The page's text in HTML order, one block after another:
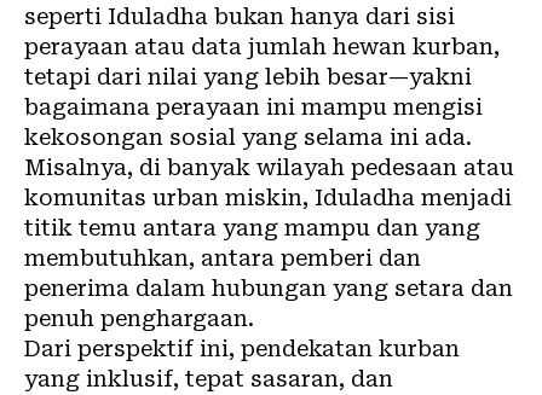
seperti Iduladha bukan hanya dari sisi
perayaan atau data jumlah hewan kurban,
tetapi dari nilai yang lebih besar—yakni
bagaimana perayaan ini mampu mengisi
kekosongan sosial yang selama ini ada.
Misalnya, di banyak wilayah pedesaan atau
komunitas urban miskin, Iduladha menjadi
titik temu antara yang mampu dan yang
membutuhkan, antara pemberi dan
penerima dalam hubungan yang setara dan
penuh penghargaan.
Dari perspektif ini, pendekatan kurban
yang inklusif, tepat sasaran, dan